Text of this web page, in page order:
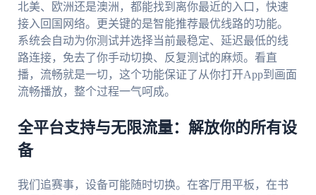
北美、欧洲还是澳洲，都能找到离你最近的入口，快速
接入回国网络。更关键的是智能推荐最优线路的功能。
系统会自动为你测试并选择当前最稳定、延迟最低的线
路连接，免去了你手动切换、反复测试的麻烦。看直
播，流畅就是一切，这个功能保证了从你打开App到画面
流畅播放，整个过程一气呵成。
全平台支持与无限流量：解放你的所有设
备
我们追赛事，设备可能随时切换。在客厅用平板，在书